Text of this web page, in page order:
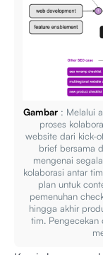
Gambar : Melalui
proses
website dari kick-
brief bersama
mengenai
kolaborasi antar
plan untuk
pemenuhan
hingga akhir
tim. Pengecekan